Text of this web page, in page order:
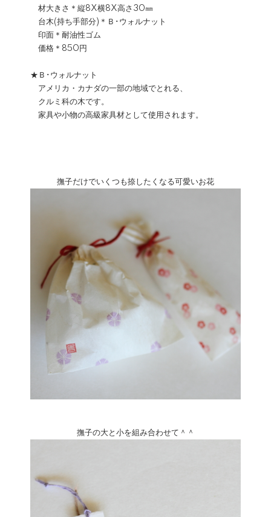
材大きさ＊縦8X横8X高さ30㎜
台木(持ち手部分)＊Ｂ･ウォルナット
印面＊耐油性ゴム
価格＊850円
★Ｂ･ウォルナット
アメリカ・カナダの一部の地域でとれる、
クルミ科の木です。
家具や小物の高級家具材として使用されます。
撫子だけでいくつも捺したくなる可愛いお花
撫子の大と小を組み合わせて＾＾